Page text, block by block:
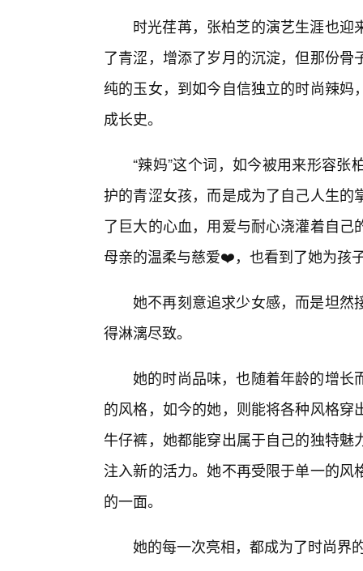
时光荏苒，张柏芝的演艺生涯也
了青涩，增添了岁月的沉淀，但那份
纯的玉女，到如今自信独立的时尚辣
成长史。
“辣妈”这个词，如今被用来形容
护的青涩女孩，而是成为了自己人生
了巨大的心血，用爱与耐心浇灌着自
母亲的温柔与慈爱❤️，也看到了她为孩
她不再刻意追求少女感，而是坦然
得淋漓尽致。
她的时尚品味，也随着年龄的增长
的风格，如今的她，则能将各种风格
牛仔裤，她都能穿出属于自己的独特
注入新的活力。她不再受限于单一的
的一面。
她的每一次亮相，都成为了时尚界